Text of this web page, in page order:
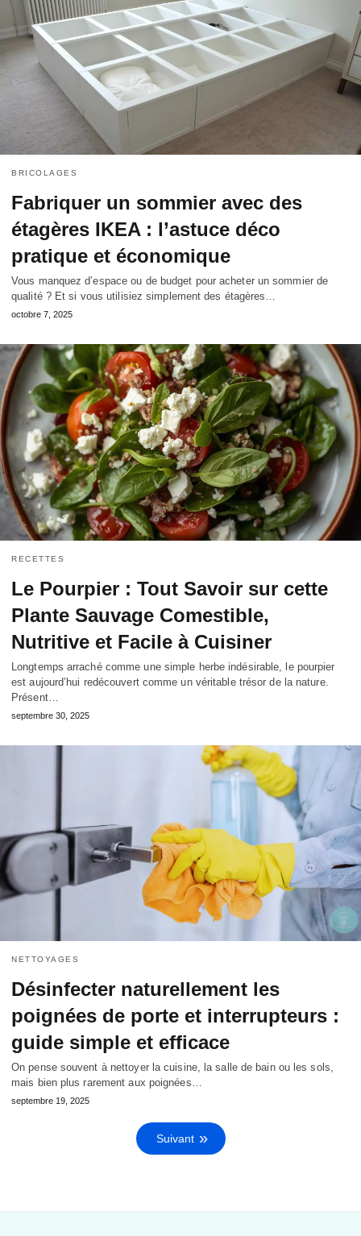
BRICOLAGES
Fabriquer un sommier avec des
étagères IKEA : l’astuce déco
pratique et économique
Vous manquez d’espace ou de budget pour acheter un sommier de
qualité ? Et si vous utilisiez simplement des étagères…
octobre 7, 2025
RECETTES
Le Pourpier : Tout Savoir sur cette
Plante Sauvage Comestible,
Nutritive et Facile à Cuisiner
Longtemps arraché comme une simple herbe indésirable, le pourpier
est aujourd’hui redécouvert comme un véritable trésor de la nature.
Présent…
septembre 30, 2025
NETTOYAGES
Désinfecter naturellement les
poignées de porte et interrupteurs :
guide simple et efficace
On pense souvent à nettoyer la cuisine, la salle de bain ou les sols,
mais bien plus rarement aux poignées…
septembre 19, 2025
Suivant